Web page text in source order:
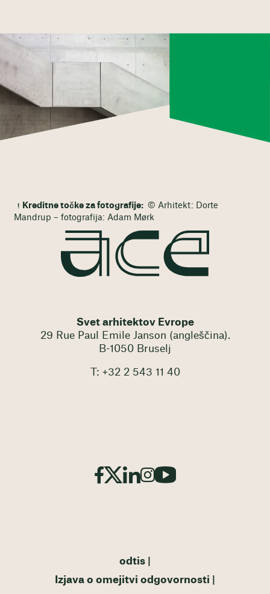
Kreditne točke za fotografije: © Arhitekt: Dorte
Mandrup – fotografija: Adam Mørk
Svet arhitektov Evrope
29 Rue Paul Emile Janson (angleščina).
B-1050 Bruselj
T: +32 2 543 11 40
odtis
Izjava o omejitvi odgovornosti